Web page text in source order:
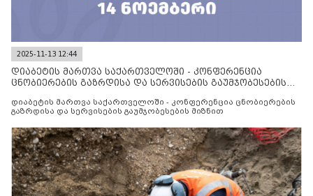
2025-11-13 12:44
დიაბეტის მართვა საქართველოში - კონფერენცია
ცნობიერების გაზრდისა და სერვისების გაუმჯობესების
დიაბეტის მართვა საქართველოში - კონფერენცია ცნობიერების
გაზრდისა და სერვისების გაუმჯობესების მიზნით